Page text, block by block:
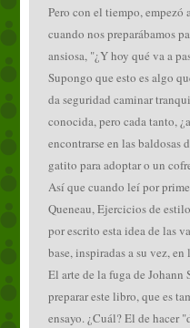
Pero con el tiempo, empezó
cuando nos preparábamos
ansiosa, "¿Y hoy qué va a
Supongo que esto es algo
da seguridad caminar
conocida, pero cada tanto,
encontrarse en las baldosas
gatito para adoptar o un
Así que cuando leí por
Queneau, Ejercicios de
por escrito esta idea de las
base, inspiradas a su vez,
El arte de la fuga de Johann
preparar este libro, que es
ensayo. ¿Cuál? El de hacer